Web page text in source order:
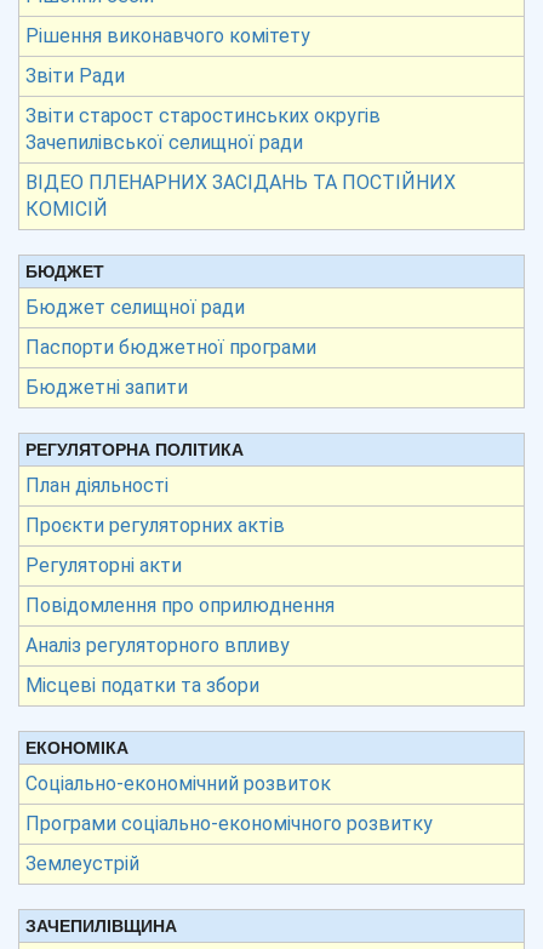
Рішення виконавчого комітету
Звіти Ради
Звіти старост старостинських округів
Зачепилівської селищної ради
ВІДЕО ПЛЕНАРНИХ ЗАСІДАНЬ ТА ПОСТІЙНИХ
КОМІСІЙ
БЮДЖЕТ
Бюджет селищної ради
Паспорти бюджетної програми
Бюджетні запити
РЕГУЛЯТОРНА ПОЛІТИКА
План діяльності
Проєкти регуляторних актів
Регуляторні акти
Повідомлення про оприлюднення
Аналіз регуляторного впливу
Місцеві податки та збори
ЕКОНОМІКА
Соціально-економічний розвиток
Програми соціально-економічного розвитку
Землеустрій
ЗАЧЕПИЛІВЩИНА